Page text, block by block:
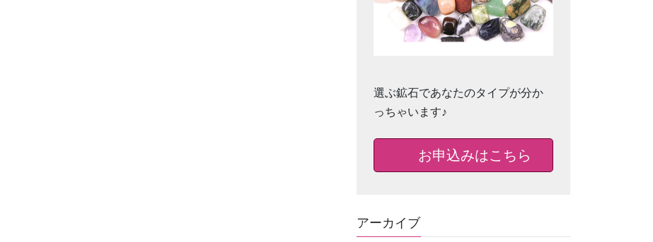
選ぶ鉱石であなたのタイプが分か
っちゃいます♪
お申込みはこちら
アーカイブ